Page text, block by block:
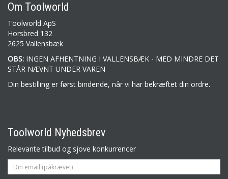
Om Toolworld
Toolworld ApS
Horsbred 132
2625 Vallensbæk
OBS: INGEN AFHENTNING I VALLENSBÆK - MED MINDRE DET
STÅR NÆVNT UNDER VAREN
Din bestilling er først bindende, når vi har bekræftet din ordre.
Toolworld Nyhedsbrev
Relevante tilbud og sjove konkurrencer